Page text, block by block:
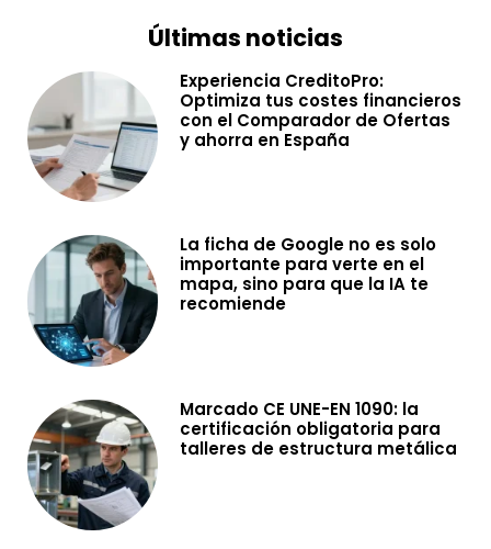
Últimas noticias
Experiencia CreditoPro:
Optimiza tus costes financieros
con el Comparador de Ofertas
y ahorra en España
La ficha de Google no es solo
importante para verte en el
mapa, sino para que la IA te
recomiende
Marcado CE UNE-EN 1090: la
certificación obligatoria para
talleres de estructura metálica